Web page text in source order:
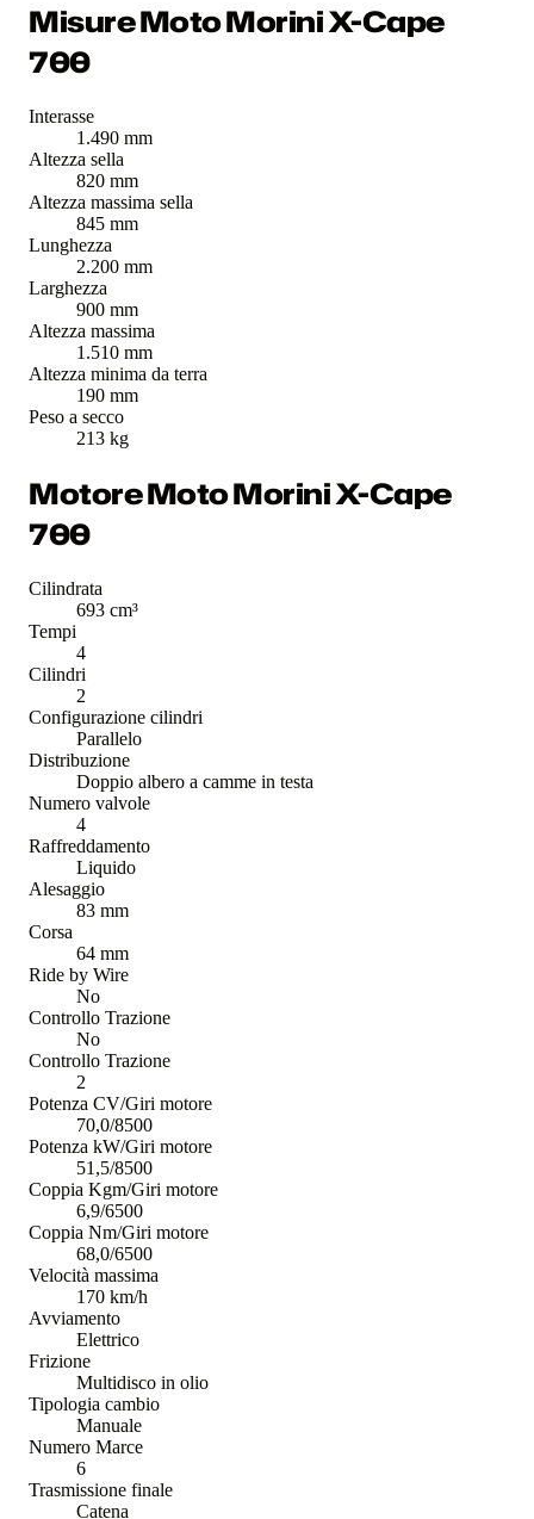
Misure Moto Morini X-Cape
700
Interasse
1.490 mm
Altezza sella
820 mm
Altezza massima sella
845 mm
Lunghezza
2.200 mm
Larghezza
900 mm
Altezza massima
1.510 mm
Altezza minima da terra
190 mm
Peso a secco
213 kg
Motore Moto Morini X-Cape
700
Cilindrata
693 cm³
Tempi
4
Cilindri
2
Configurazione cilindri
Parallelo
Distribuzione
Doppio albero a camme in testa
Numero valvole
4
Raffreddamento
Liquido
Alesaggio
83 mm
Corsa
64 mm
Ride by Wire
No
Controllo Trazione
No
Controllo Trazione
2
Potenza CV/Giri motore
70,0/8500
Potenza kW/Giri motore
51,5/8500
Coppia Kgm/Giri motore
6,9/6500
Coppia Nm/Giri motore
68,0/6500
Velocità massima
170 km/h
Avviamento
Elettrico
Frizione
Multidisco in olio
Tipologia cambio
Manuale
Numero Marce
6
Trasmissione finale
Catena